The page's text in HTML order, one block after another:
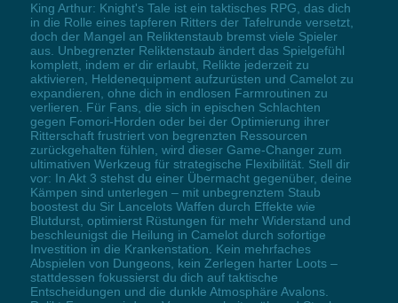
King Arthur: Knight's Tale ist ein taktisches RPG, das dich
in die Rolle eines tapferen Ritters der Tafelrunde versetzt,
doch der Mangel an Reliktenstaub bremst viele Spieler
aus. Unbegrenzter Reliktenstaub ändert das Spielgefühl
komplett, indem er dir erlaubt, Relikte jederzeit zu
aktivieren, Heldenequipment aufzurüsten und Camelot zu
expandieren, ohne dich in endlosen Farmroutinen zu
verlieren. Für Fans, die sich in epischen Schlachten
gegen Fomori-Horden oder bei der Optimierung ihrer
Ritterschaft frustriert von begrenzten Ressourcen
zurückgehalten fühlen, wird dieser Game-Changer zum
ultimativen Werkzeug für strategische Flexibilität. Stell dir
vor: In Akt 3 stehst du einer Übermacht gegenüber, deine
Kämpen sind unterlegen – mit unbegrenztem Staub
boostest du Sir Lancelots Waffen durch Effekte wie
Blutdurst, optimierst Rüstungen für mehr Widerstand und
beschleunigst die Heilung in Camelot durch sofortige
Investition in die Krankenstation. Kein mehrfaches
Abspielen von Dungeons, kein Zerlegen harter Loots –
stattdessen fokussierst du dich auf taktische
Entscheidungen und die dunkle Atmosphäre Avalons.